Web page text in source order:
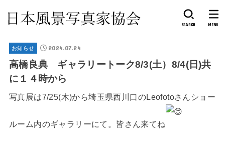
SEARCH MENU
お知らせ 2024.07.24
高橋良典 ギャラリートーク8/3(土）8/4(日)共
に１４時から
写真展は7/25(木)から埼玉県西川口のLeofotoさんショー
ルーム内のギャラリーにて。皆さん来てね